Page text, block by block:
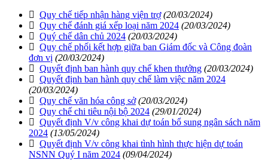
Quy chế tiếp nhận hàng viện trợ (20/03/2024)
Quy chế đánh giá xếp loại năm 2024 (20/03/2024)
Quý chế dân chủ 2024 (20/03/2024)
Quy chế phối kết hợp giữa ban Giám đốc và Công đoàn
đơn vị (20/03/2024)
Quyết định ban hành quy chế khen thưởng (20/03/2024)
Quyết định ban hành quy chế làm việc năm 2024
(20/03/2024)
Quy chế văn hóa công sở (20/03/2024)
Quy chế chi tiêu nội bộ 2024 (29/01/2024)
Quyết định V/v công khai dự toán bổ sung ngân sách năm
2024 (13/05/2024)
Quyết định V/v công khai tình hình thực hiện dự toán
NSNN Quý I năm 2024 (09/04/2024)